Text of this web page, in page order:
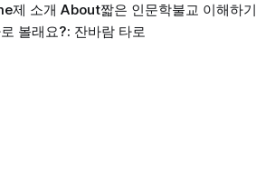
제 소개 About짧은 인문학불교 이해하기
볼래요?: 잔바람 타로